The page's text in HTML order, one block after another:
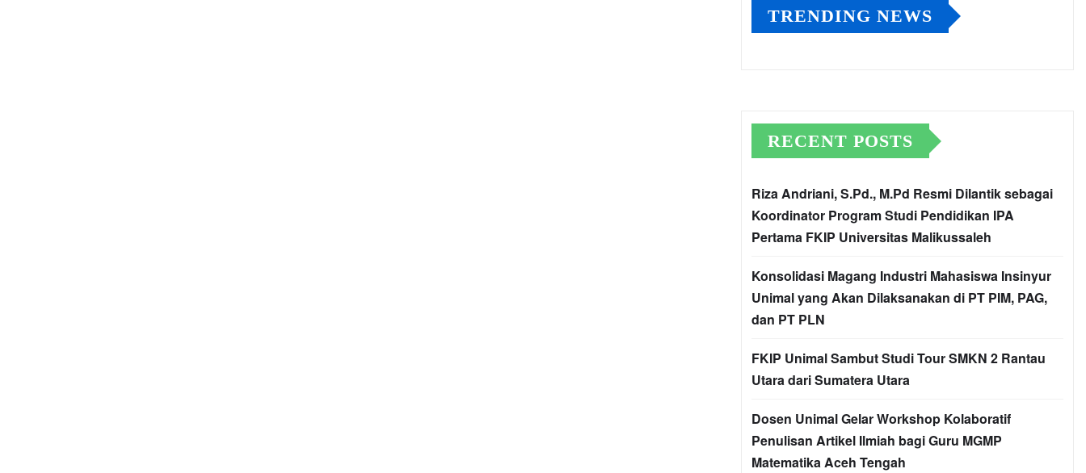
TRENDING NEWS
RECENT POSTS
Riza Andriani, S.Pd., M.Pd Resmi Dilantik sebagai
Koordinator Program Studi Pendidikan IPA
Pertama FKIP Universitas Malikussaleh
Konsolidasi Magang Industri Mahasiswa Insinyur
Unimal yang Akan Dilaksanakan di PT PIM, PAG,
dan PT PLN
FKIP Unimal Sambut Studi Tour SMKN 2 Rantau
Utara dari Sumatera Utara
Dosen Unimal Gelar Workshop Kolaboratif
Penulisan Artikel Ilmiah bagi Guru MGMP
Matematika Aceh Tengah